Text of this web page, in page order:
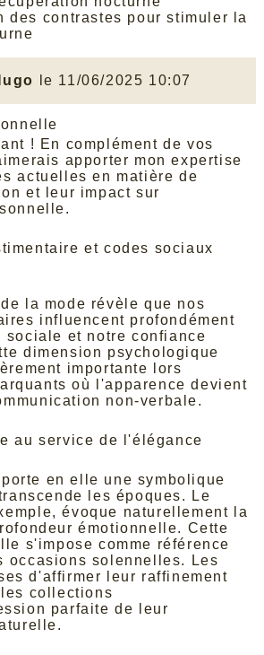
des contrastes pour stimuler la
le 11/06/2025 10:07
! En complément de vos
apporter mon expertise
actuelles en matière de
et leur impact sur
et codes sociaux
la mode révèle que nos
influencent profondément
sociale et notre confiance
dimension psychologique
importante lors
où l'apparence devient
non-verbale.
au service de l'élégance
en elle une symbolique
les époques. Le
évoque naturellement la
émotionnelle. Cette
s'impose comme référence
occasions solennelles. Les
d'affirmer leur raffinement
collections
parfaite de leur